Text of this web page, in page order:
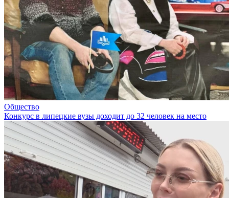
Общество
Конкурс в липецкие вузы доходит до 32 человек на место